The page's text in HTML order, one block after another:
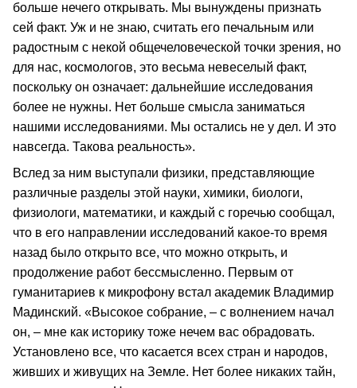
больше нечего открывать. Мы вынуждены признать
сей факт. Уж и не знаю, считать его печальным или
радостным с некой общечеловеческой точки зрения, но
для нас, космологов, это весьма невеселый факт,
поскольку он означает: дальнейшие исследования
более не нужны. Нет больше смысла заниматься
нашими исследованиями. Мы остались не у дел. И это
навсегда. Такова реальность».
Вслед за ним выступали физики, представляющие
различные разделы этой науки, химики, биологи,
физиологи, математики, и каждый с горечью сообщал,
что в его направлении исследований какое-то время
назад было открыто все, что можно открыть, и
продолжение работ бессмысленно. Первым от
гуманитариев к микрофону встал академик Владимир
Мадинский. «Высокое собрание, – с волнением начал
он, – мне как историку тоже нечем вас обрадовать.
Установлено все, что касается всех стран и народов,
живших и живущих на Земле. Нет более никаких тайн,